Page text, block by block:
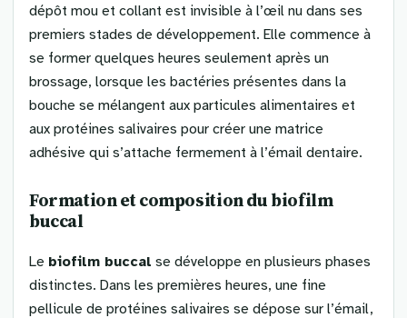
dépôt mou et collant est invisible à l’œil nu dans ses
premiers stades de développement. Elle commence à
se former quelques heures seulement après un
brossage, lorsque les bactéries présentes dans la
bouche se mélangent aux particules alimentaires et
aux protéines salivaires pour créer une matrice
adhésive qui s’attache fermement à l’émail dentaire.
Formation et composition du biofilm
buccal
Le biofilm buccal se développe en plusieurs phases
distinctes. Dans les premières heures, une fine
pellicule de protéines salivaires se dépose sur l’émail,